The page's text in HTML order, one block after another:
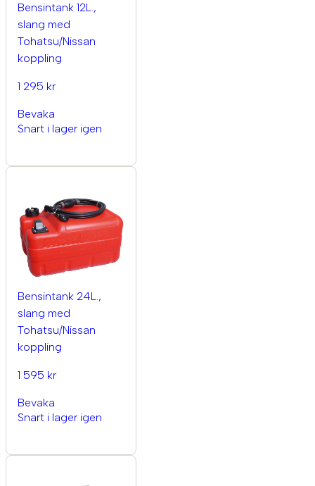
Bensintank 12L.,
slang med
Tohatsu/Nissan
koppling
1 295 kr
Bevaka
Snart i lager igen
Bensintank 24L.,
slang med
Tohatsu/Nissan
koppling
1 595 kr
Bevaka
Snart i lager igen